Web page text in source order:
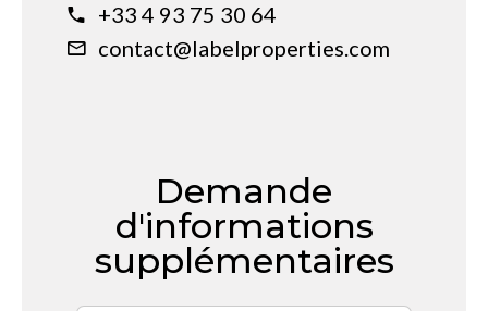
+33 4 93 75 30 64
contact@labelproperties.com
Demande
d'informations
supplémentaires